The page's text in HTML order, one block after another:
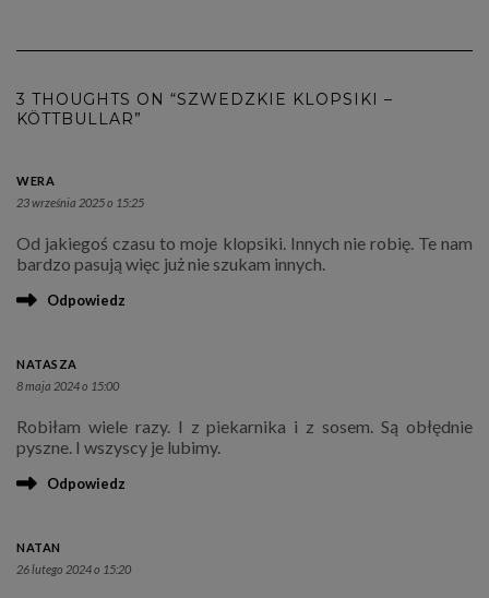
3 THOUGHTS ON “SZWEDZKIE KLOPSIKI –
KÖTTBULLAR”
WERA
23 września 2025 o 15:25
Od jakiegoś czasu to moje klopsiki. Innych nie robię. Te nam
bardzo pasują więc już nie szukam innych.
Odpowiedz
NATASZA
8 maja 2024 o 15:00
Robiłam wiele razy. I z piekarnika i z sosem. Są obłędnie
pyszne. I wszyscy je lubimy.
Odpowiedz
NATAN
26 lutego 2024 o 15:20